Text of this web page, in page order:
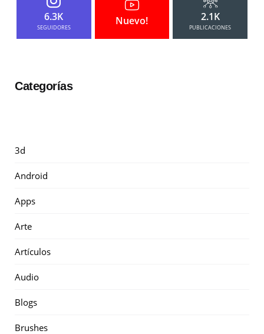
6.3K
SEGUIDORES
Nuevo! 2.1K
PUBLICACIONES
Categorías
3d
Android
Apps
Arte
Artículos
Audio
Blogs
Brushes